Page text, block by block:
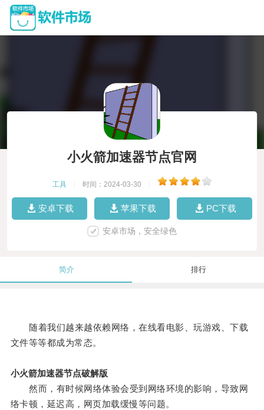
小火箭加速器节点官网
工具 时间：2024-03-30
安卓下载 苹果下载 PC下载
安卓市场，安全绿色
简介 排行
随着我们越来越依赖网络，在线看电影、玩游戏、下载
文件等等都成为常态。
小火箭加速器节点破解版
然而，有时候网络体验会受到网络环境的影响，导致网
络卡顿，延迟高，网页加载缓慢等问题。